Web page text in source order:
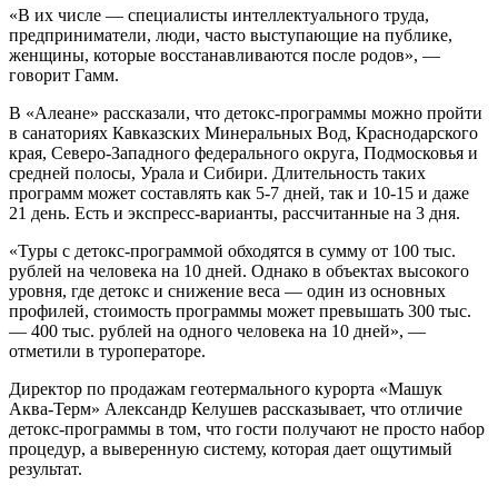
«В их числе — специалисты интеллектуального труда,
предприниматели, люди, часто выступающие на публике,
женщины, которые восстанавливаются после родов», —
говорит Гамм.
В «Алеане» рассказали, что детокс-программы можно пройти
в санаториях Кавказских Минеральных Вод, Краснодарского
края, Северо-Западного федерального округа, Подмосковья и
средней полосы, Урала и Сибири. Длительность таких
программ может составлять как 5-7 дней, так и 10-15 и даже
21 день. Есть и экспресс-варианты, рассчитанные на 3 дня.
«Туры с детокс-программой обходятся в сумму от 100 тыс.
рублей на человека на 10 дней. Однако в объектах высокого
уровня, где детокс и снижение веса — один из основных
профилей, стоимость программы может превышать 300 тыс.
— 400 тыс. рублей на одного человека на 10 дней», —
отметили в туроператоре.
Директор по продажам геотермального курорта «Машук
Аква-Терм» Александр Келушев рассказывает, что отличие
детокс-программы в том, что гости получают не просто набор
процедур, а выверенную систему, которая дает ощутимый
результат.